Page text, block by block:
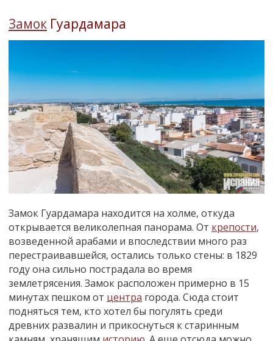
Замок Гуардамара
Замок Гуардамара находится на холме, откуда
открывается великолепная панорама. От крепости,
возведенной арабами и впоследствии много раз
перестраивавшейся, остались только стены: в 1829
году она сильно пострадала во время
землетрясения. Замок расположен примерно в 15
минутах пешком от центра города. Сюда стоит
подняться тем, кто хотел бы погулять среди
древних развалин и прикоснуться к старинным